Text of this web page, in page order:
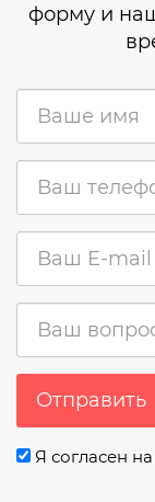
форму и
Отправить
Я согласен на